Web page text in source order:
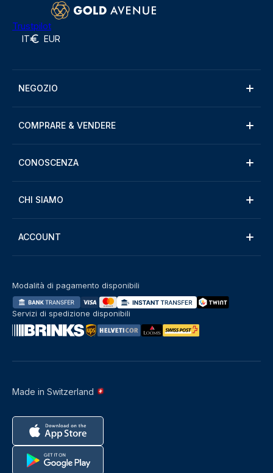
Trustpilot
IT EUR
NEGOZIO
COMPRARE & VENDERE
CONOSCENZA
CHI SIAMO
ACCOUNT
Made in Switzerland
Modalità di pagamento disponibili
Servizi di spedizione disponibili